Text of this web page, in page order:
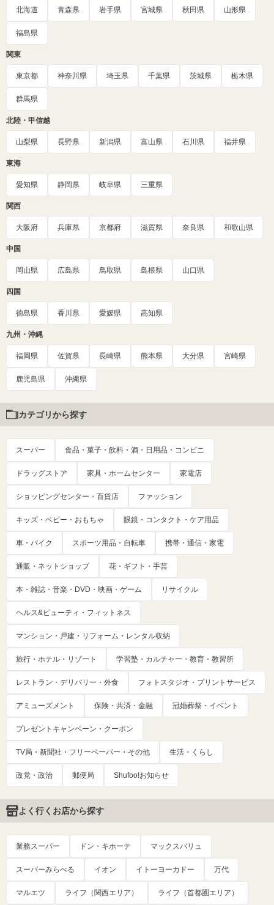
北海道 青森県 岩手県 宮城県 秋田県 山形県
福島県
関東
東京都 神奈川県 埼玉県 千葉県 茨城県 栃木県
群馬県
北陸・甲信越
山梨県 長野県 新潟県 富山県 石川県 福井県
東海
愛知県 静岡県 岐阜県 三重県
関西
大阪府 兵庫県 京都府 滋賀県 奈良県 和歌山県
中国
岡山県 広島県 鳥取県 島根県 山口県
四国
徳島県 香川県 愛媛県 高知県
九州・沖縄
福岡県 佐賀県 長崎県 熊本県 大分県 宮崎県
鹿児島県 沖縄県
カテゴリから探す
スーパー 食品・菓子・飲料・酒・日用品・コンビニ
ドラッグストア 家具・ホームセンター 家電店
ショッピングセンター・百貨店 ファッション
キッズ・ベビー・おもちゃ 眼鏡・コンタクト・ケア用品
車・バイク スポーツ用品・自転車 携帯・通信・家電
通販・ネットショップ 花・ギフト・手芸
本・雑誌・音楽・DVD・映画・ゲーム リサイクル
ヘルス&ビューティ・フィットネス
マンション・戸建・リフォーム・レンタル収納
旅行・ホテル・リゾート 学習塾・カルチャー・教育・教習所
レストラン・デリバリー・外食 フォトスタジオ・プリントサービス
アミューズメント 保険・共済・金融 冠婚葬祭・イベント
プレゼントキャンペーン・クーポン
TV局・新聞社・フリーペーパー・その他 生活・くらし
政党・政治 郵便局 Shufoo!お知らせ
よく行くお店から探す
業務スーパー ドン・キホーテ マックスバリュ
スーパーみらべる イオン イトーヨーカドー 万代
マルエツ ライフ（関西エリア） ライフ（首都圏エリア）